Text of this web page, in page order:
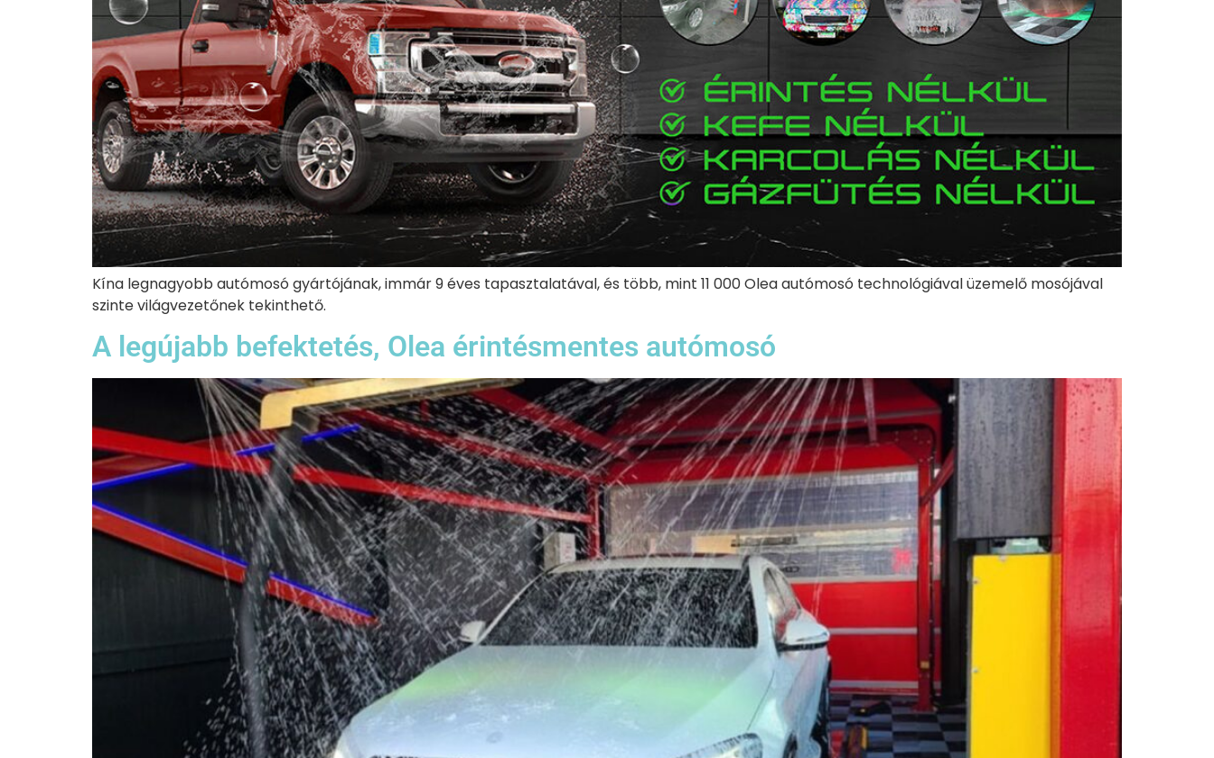
Kína legnagyobb autómosó gyártójának, immár 9 éves tapasztalatával, és több, mint 11 000 Olea autómosó technológiával üzemelő mosójával
szinte világvezetőnek tekinthető.
A legújabb befektetés, Olea érintésmentes autómosó